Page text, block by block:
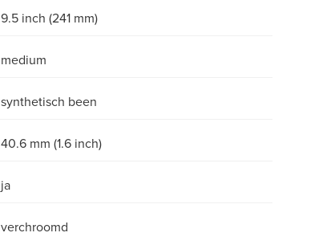
9.5 inch (241 mm)
medium
synthetisch been
40.6 mm (1.6 inch)
ja
verchroomd